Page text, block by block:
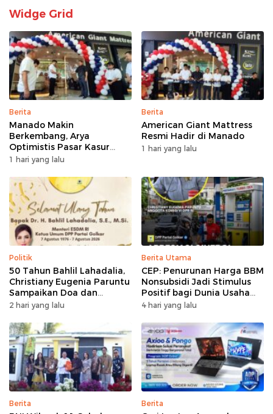
Widge Grid
Berita
Manado Makin
Berkembang, Arya
Optimistis Pasar Kasur
Premium Tumbuh
1 hari yang lalu
Berita
American Giant Mattress
Resmi Hadir di Manado
1 hari yang lalu
Politik
50 Tahun Bahlil Lahadalia,
Christiany Eugenia Paruntu
Sampaikan Doa dan
Harapan
2 hari yang lalu
Berita Utama
CEP: Penurunan Harga BBM
Nonsubsidi Jadi Stimulus
Positif bagi Dunia Usaha
dan Pertumbuhan Ekonomi
4 hari yang lalu
Berita Berita